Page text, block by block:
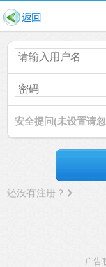
安全提问(未设置请
还没有注册？
广告